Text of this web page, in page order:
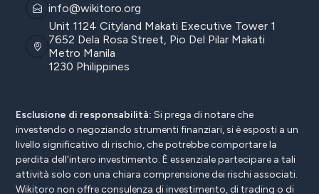
info@wikitoro.org
Unit 1124 Cityland Makati Executive Tower 1
7652 Dela Rosa Street, Pio Del Pilar Makati
Metro Manila
1230 Philippines
Esclusione di responsabilità: Si prega di notare che
investendo o negoziando strumenti finanziari, si è esposti a un
livello significativo di rischio, che potrebbe comportare la
perdita dell'intero investimento. È essenziale partecipare a tali
attività solo con una chiara comprensione dei rischi associati.
Wikitoro non offre consulenza di investimento, di trading o di